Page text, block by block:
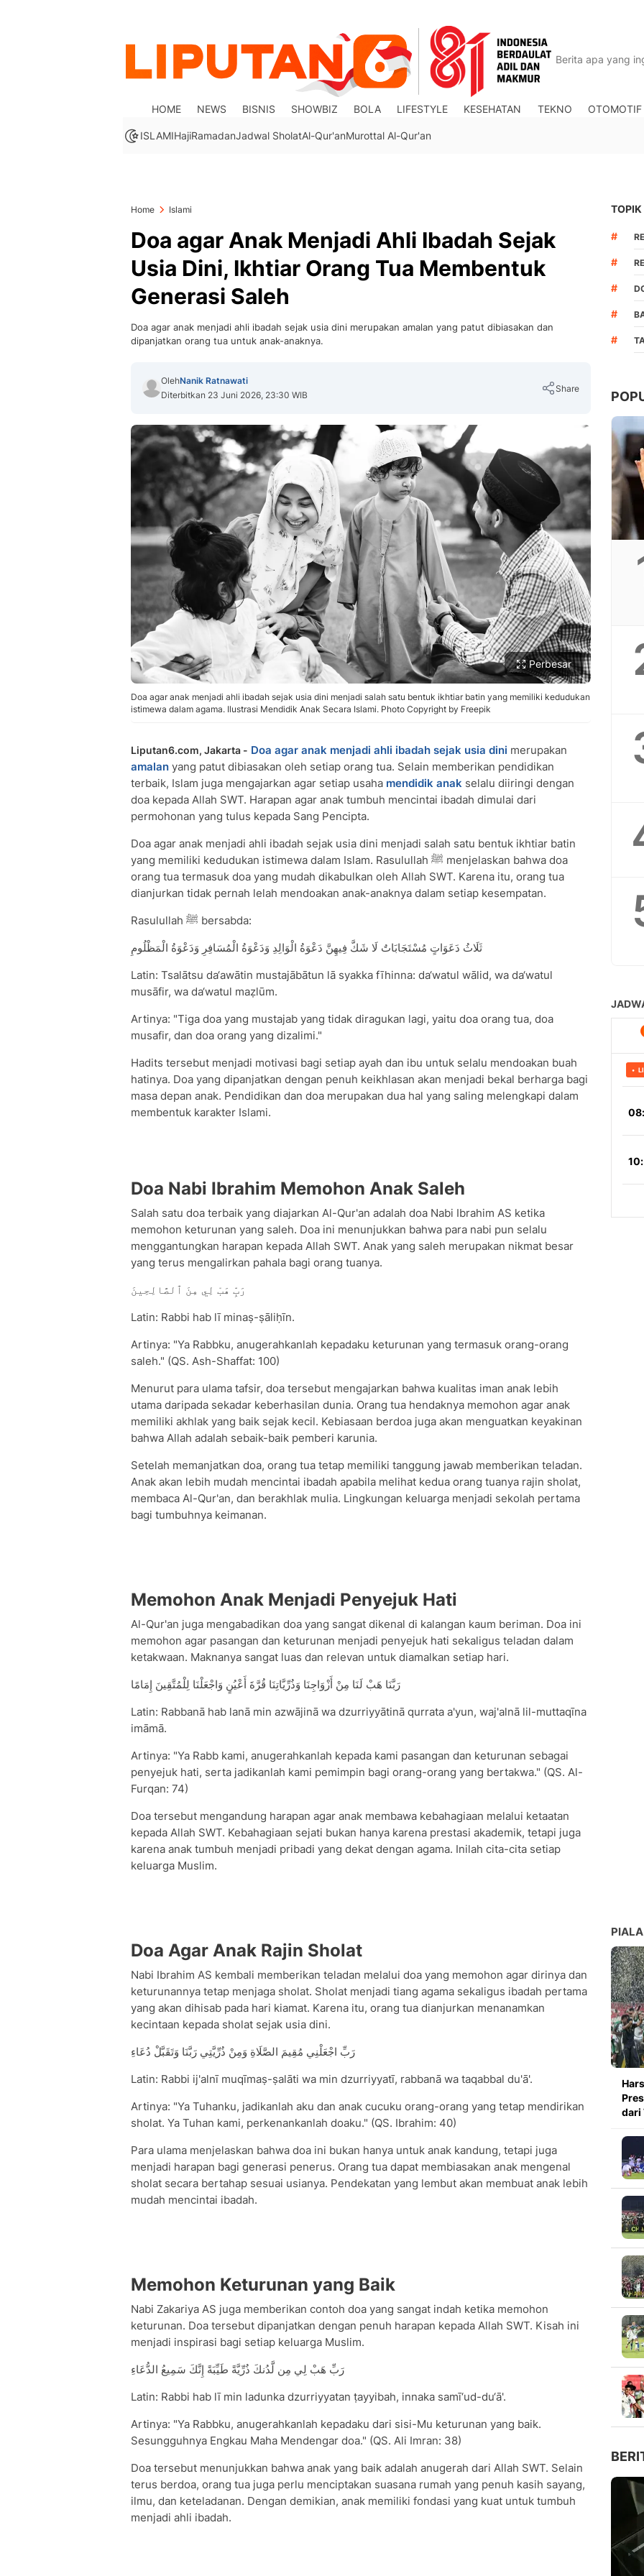
HOME NEWS BISNIS SHOWBIZ BOLA LIFESTYLE KESEHATAN TEKNO OTOMOTIF
ISLAMIHajiRamadanJadwal SholatAl-Qur'anMurottal Al-Qur'an
Home Islami
Doa agar Anak Menjadi Ahli Ibadah Sejak
Usia Dini, Ikhtiar Orang Tua Membentuk
Generasi Saleh
Doa agar anak menjadi ahli ibadah sejak usia dini merupakan amalan yang patut dibiasakan dan
dipanjatkan orang tua untuk anak-anaknya.
OlehNanik Ratnawati
Diterbitkan 23 Juni 2026, 23:30 WIB
Share
Copy Link
Perbesar
Doa agar anak menjadi ahli ibadah sejak usia dini menjadi salah satu bentuk ikhtiar batin yang memiliki kedudukan
istimewa dalam agama. Ilustrasi Mendidik Anak Secara Islami. Photo Copyright by Freepik
Liputan6.com, Jakarta - Doa agar anak menjadi ahli ibadah sejak usia dini merupakan
amalan yang patut dibiasakan oleh setiap orang tua. Selain memberikan pendidikan
terbaik, Islam juga mengajarkan agar setiap usaha mendidik anak selalu diiringi dengan
doa kepada Allah SWT. Harapan agar anak tumbuh mencintai ibadah dimulai dari
permohonan yang tulus kepada Sang Pencipta.
Doa agar anak menjadi ahli ibadah sejak usia dini menjadi salah satu bentuk ikhtiar batin
yang memiliki kedudukan istimewa dalam Islam. Rasulullah ﷺ menjelaskan bahwa doa
orang tua termasuk doa yang mudah dikabulkan oleh Allah SWT. Karena itu, orang tua
dianjurkan tidak pernah lelah mendoakan anak-anaknya dalam setiap kesempatan.
Rasulullah ﷺ bersabda:
ثَلَاثُ دَعَوَاتٍ مُسْتَجَابَاتٌ لَا شَكَّ فِيهِنَّ دَعْوَةُ الْوَالِدِ وَدَعْوَةُ الْمُسَافِرِ وَدَعْوَةُ الْمَظْلُومِ
Latin: Tsalātsu da‘awātin mustajābātun lā syakka fīhinna: da‘watul wālid, wa da‘watul
musāfir, wa da‘watul maẓlūm.
Artinya: "Tiga doa yang mustajab yang tidak diragukan lagi, yaitu doa orang tua, doa
musafir, dan doa orang yang dizalimi."
Hadits tersebut menjadi motivasi bagi setiap ayah dan ibu untuk selalu mendoakan buah
hatinya. Doa yang dipanjatkan dengan penuh keikhlasan akan menjadi bekal berharga bagi
masa depan anak. Pendidikan dan doa merupakan dua hal yang saling melengkapi dalam
membentuk karakter Islami.
Doa Nabi Ibrahim Memohon Anak Saleh
Salah satu doa terbaik yang diajarkan Al-Qur'an adalah doa Nabi Ibrahim AS ketika
memohon keturunan yang saleh. Doa ini menunjukkan bahwa para nabi pun selalu
menggantungkan harapan kepada Allah SWT. Anak yang saleh merupakan nikmat besar
yang terus mengalirkan pahala bagi orang tuanya.
رَبِّ هَبْ لِي مِنَ ٱلصَّالِحِينَ
Latin: Rabbi hab lī minaṣ-ṣāliḥīn.
Artinya: "Ya Rabbku, anugerahkanlah kepadaku keturunan yang termasuk orang-orang
saleh." (QS. Ash-Shaffat: 100)
Menurut para ulama tafsir, doa tersebut mengajarkan bahwa kualitas iman anak lebih
utama daripada sekadar keberhasilan dunia. Orang tua hendaknya memohon agar anak
memiliki akhlak yang baik sejak kecil. Kebiasaan berdoa juga akan menguatkan keyakinan
bahwa Allah adalah sebaik-baik pemberi karunia.
Setelah memanjatkan doa, orang tua tetap memiliki tanggung jawab memberikan teladan.
Anak akan lebih mudah mencintai ibadah apabila melihat kedua orang tuanya rajin sholat,
membaca Al-Qur'an, dan berakhlak mulia. Lingkungan keluarga menjadi sekolah pertama
bagi tumbuhnya keimanan.
Memohon Anak Menjadi Penyejuk Hati
Al-Qur'an juga mengabadikan doa yang sangat dikenal di kalangan kaum beriman. Doa ini
memohon agar pasangan dan keturunan menjadi penyejuk hati sekaligus teladan dalam
ketakwaan. Maknanya sangat luas dan relevan untuk diamalkan setiap hari.
رَبَّنَا هَبْ لَنَا مِنْ أَزْوَاجِنَا وَذُرِّيَّاتِنَا قُرَّةَ أَعْيُنٍ وَاجْعَلْنَا لِلْمُتَّقِينَ إِمَامًا
Latin: Rabbanā hab lanā min azwājinā wa dzurriyyātinā qurrata a'yun, waj'alnā lil-muttaqīna
imāmā.
Artinya: "Ya Rabb kami, anugerahkanlah kepada kami pasangan dan keturunan sebagai
penyejuk hati, serta jadikanlah kami pemimpin bagi orang-orang yang bertakwa." (QS. Al-
Furqan: 74)
Doa tersebut mengandung harapan agar anak membawa kebahagiaan melalui ketaatan
kepada Allah SWT. Kebahagiaan sejati bukan hanya karena prestasi akademik, tetapi juga
karena anak tumbuh menjadi pribadi yang dekat dengan agama. Inilah cita-cita setiap
keluarga Muslim.
Doa Agar Anak Rajin Sholat
Nabi Ibrahim AS kembali memberikan teladan melalui doa yang memohon agar dirinya dan
keturunannya tetap menjaga sholat. Sholat menjadi tiang agama sekaligus ibadah pertama
yang akan dihisab pada hari kiamat. Karena itu, orang tua dianjurkan menanamkan
kecintaan kepada sholat sejak usia dini.
رَبِّ اجْعَلْنِي مُقِيمَ الصَّلَاةِ وَمِنْ ذُرِّيَّتِي رَبَّنَا وَتَقَبَّلْ دُعَاءِ
Latin: Rabbi ij'alnī muqīmaṣ-ṣalāti wa min dzurriyyatī, rabbanā wa taqabbal du'ā'.
Artinya: "Ya Tuhanku, jadikanlah aku dan anak cucuku orang-orang yang tetap mendirikan
sholat. Ya Tuhan kami, perkenankanlah doaku." (QS. Ibrahim: 40)
Para ulama menjelaskan bahwa doa ini bukan hanya untuk anak kandung, tetapi juga
menjadi harapan bagi generasi penerus. Orang tua dapat membiasakan anak mengenal
sholat secara bertahap sesuai usianya. Pendekatan yang lembut akan membuat anak lebih
mudah mencintai ibadah.
Memohon Keturunan yang Baik
Nabi Zakariya AS juga memberikan contoh doa yang sangat indah ketika memohon
keturunan. Doa tersebut dipanjatkan dengan penuh harapan kepada Allah SWT. Kisah ini
menjadi inspirasi bagi setiap keluarga Muslim.
رَبِّ هَبْ لِي مِن لَّدُنكَ ذُرِّيَّةً طَيِّبَةً إِنَّكَ سَمِيعُ الدُّعَاءِ
Latin: Rabbi hab lī min ladunka dzurriyyatan ṭayyibah, innaka samī‘ud-du‘ā'.
Artinya: "Ya Rabbku, anugerahkanlah kepadaku dari sisi-Mu keturunan yang baik.
Sesungguhnya Engkau Maha Mendengar doa." (QS. Ali Imran: 38)
Doa tersebut menunjukkan bahwa anak yang baik adalah anugerah dari Allah SWT. Selain
terus berdoa, orang tua juga perlu menciptakan suasana rumah yang penuh kasih sayang,
ilmu, dan keteladanan. Dengan demikian, anak memiliki fondasi yang kuat untuk tumbuh
menjadi ahli ibadah.
TOPIK
#
#
#
#
#
dari